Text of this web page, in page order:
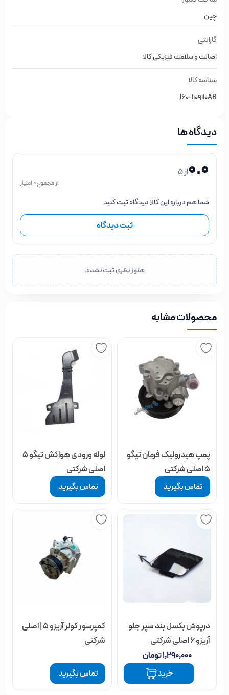
چین
گارانتی
اصالت و سلامت فیزیکی کالا
شناسه کالا
J60-1109110AB
دیدگاه ها
0.0از 5
از مجموع 0 امتیاز
شما هم درباره این کالا دیدگاه ثبت کنید
ثبت دیدگاه
هنوز نظری ثبت نشده.
محصولات مشابه
پمپ هیدرولیک فرمان تیگو
5 اصلی شرکتی
تماس بگیرید
لوله ورودی هواکش تیگو ۵
اصلی شرکتی
تماس بگیرید
درپوش بکسل بند سپر جلو
آریزو ۶ اصلی شرکتی
۱,۲۹۰,۰۰۰تومان
خرید
کمپرسور کولر آریزو 5 | اصلی
شرکتی
تماس بگیرید